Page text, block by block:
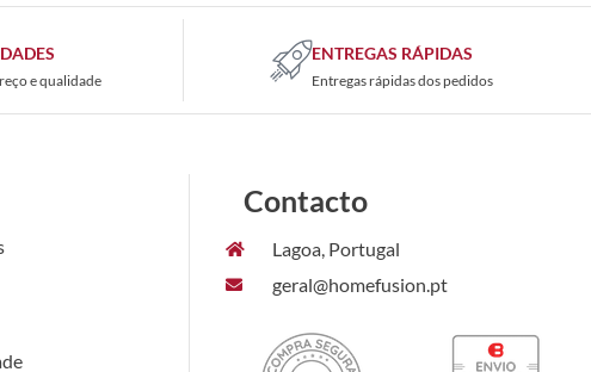
e qualidade
ENTREGAS RÁPIDAS
Entregas rápidas dos pedidos
Contacto
Lagoa, Portugal
geral@homefusion.pt